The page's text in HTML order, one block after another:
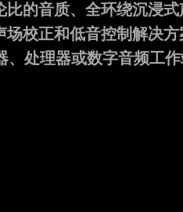
比的音质、全环绕沉浸
校正和低音控制解决
、处理器或数字音频工